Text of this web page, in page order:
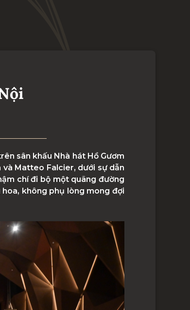
sân khấu Nhà hát Hồ Gươm
Matteo Falcier, dưới sự dẫn
chí đi bộ một quãng đường
không phụ lòng mong đợi